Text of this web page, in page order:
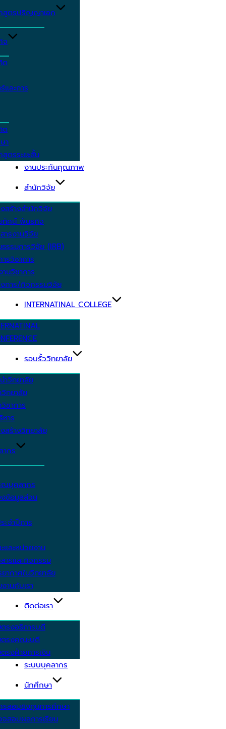
สูตรปริญญาเอก
จ
ต
ละการ
ต
า
ตรระยะสั้น
งานประกันคุณภาพ
สำนักวิจัย
สร้างสำนักวิจัย
ทัศน์ พันธกิจ
ารงานวิจัย
รรมการวิจัย (IRB)
รวิชาการ
นวิชาการ
งการ/กิจกรรมวิจัย
INTERNATINAL COLLEGE
รอบรั้ววิทยาลัย
ำวิทยาลัย
ทยาลัย
ชาการ
าร
สร้างวิทยาลัย
กร
ณบุคลากร
ข้อมูลส่วน
จำปีการ
ละหน่วยงาน
ารและกิจกรรม
ากาศในวิทยาลัย
านกับเรา
ติดต่อเรา
รงอธิการบดี
ตรงคณะบดี
รงฝ่ายการเงิน
ระบบบุคลากร
นักศึกษา
รสอบชิงทุนการศึกษา
สอบผลการเรียน